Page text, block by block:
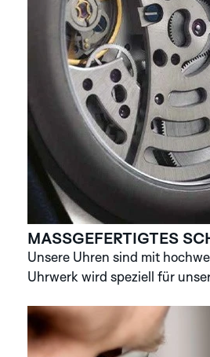
MASSGEFERTIGTES
Unsere Uhren sind mit
Uhrwerk wird speziell für